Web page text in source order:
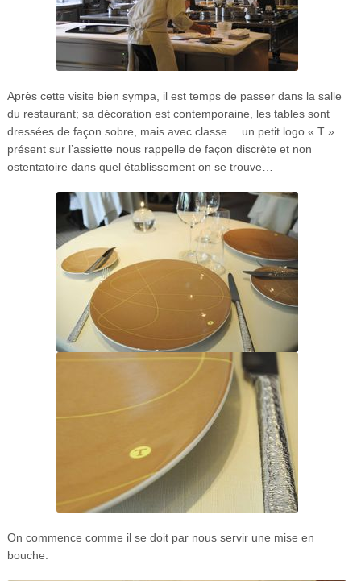
Après cette visite bien sympa, il est temps de passer dans la salle
du restaurant; sa décoration est contemporaine, les tables sont
dressées de façon sobre, mais avec classe… un petit logo « T »
présent sur l’assiette nous rappelle de façon discrète et non
ostentatoire dans quel établissement on se trouve…
On commence comme il se doit par nous servir une mise en
bouche: